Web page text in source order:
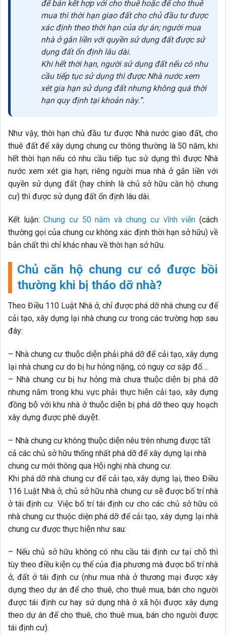
để bán kết hợp với cho thuê hoặc để cho thuê
mua thì thời hạn giao đất cho chủ đầu tư được
xác định theo thời hạn của dự án; người mua
nhà ở gắn liền với quyền sử dụng đất được sử
dụng đất ổn định lâu dài.
Khi hết thời hạn, người sử dụng đất nếu có nhu
cầu tiếp tục sử dụng thì được Nhà nước xem
xét gia hạn sử dụng đất nhưng không quá thời
hạn quy định tại khoản này.”.
Như vậy, thời hạn chủ đầu tư được Nhà nước giao đất, cho
thuê đất để xây dựng chung cư thông thường là 50 năm, khi
hết thời hạn nếu có nhu cầu tiếp tục sử dụng thì được Nhà
nước xem xét gia hạn; riêng người mua nhà ở gắn liền với
quyền sử dụng đất (hay chính là chủ sở hữu căn hộ chung
cư) thì được sử dụng đất ổn định lâu dài.
Kết luận:Chung cư 50 năm và chung cư vĩnh viễn (cách
thường gọi của chung cư không xác định thời hạn sở hữu) về
bản chất thì chỉ khác nhau về thời hạn sở hữu.
Chủ căn hộ chung cư có được bồi
thường khi bị tháo dỡ nhà?
Theo Điều 110 Luật Nhà ở, chỉ được phá dỡ nhà chung cư để
cải tạo, xây dựng lại nhà chung cư trong các trường hợp sau
đây:
– Nhà chung cư thuộc diện phải phá dỡ để cải tạo, xây dựng
lại nhà chung cư do bị hư hỏng nặng, có nguy cơ sập đổ…
– Nhà chung cư bị hư hỏng mà chưa thuộc diện bị phá dỡ
nhưng nằm trong khu vực phải thực hiện cải tạo, xây dựng
đồng bộ với khu nhà ở thuộc diện bị phá dỡ theo quy hoạch
xây dựng được phê duyệt.
– Nhà chung cư không thuộc diện nêu trên nhưng được tất
cả các chủ sở hữu thống nhất phá dỡ để xây dựng lại nhà
chung cư mới thông qua Hội nghị nhà chung cư.
Khi phá dỡ nhà chung cư để cải tạo, xây dựng lại, theo Điều
116 Luật Nhà ở, chủ sở hữu nhà chung cư sẽ được bố trí nhà
ở tái định cư. Việc bố trí tái định cư cho các chủ sở hữu có
nhà chung cư thuộc diện phá dỡ để cải tạo, xây dựng lại nhà
chung cư được thực hiện như sau:
– Nếu chủ sở hữu không có nhu cầu tái định cư tại chỗ thì
tùy theo điều kiện cụ thể của địa phương mà được bố trí nhà
ở, đất ở tái định cư (như mua nhà ở thương mại được xây
dựng theo dự án để cho thuê, cho thuê mua, bán cho người
được tái định cư hay sử dụng nhà ở xã hội được xây dựng
theo dự án để cho thuê, cho thuê mua, bán cho người được
tái định cư).